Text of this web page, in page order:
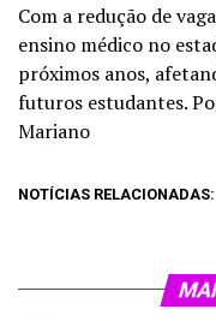
Com a redução de
ensino médico no
próximos anos,
futuros estudantes.
Mariano
NOTÍCIAS RELACIONADAS: